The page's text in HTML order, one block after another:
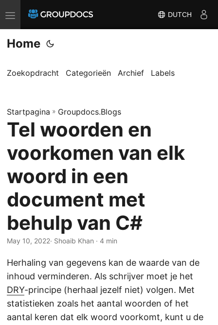
T
o
g
l
a
v
g
t
i
o
n
DUTCH
Home
Zoekopdracht Categorieën Archief Labels
Startpagina » Groupdocs.Blogs
Tel woorden en
voorkomen van elk
woord in een
document met
behulp van C#
May 10, 2022· Shoaib Khan · 4 min
Herhaling van gegevens kan de waarde van de
inhoud verminderen. Als schrijver moet je het
DRY-principe (herhaal jezelf niet) volgen. Met
statistieken zoals het aantal woorden of het
aantal keren dat elk woord voorkomt, kunt u de